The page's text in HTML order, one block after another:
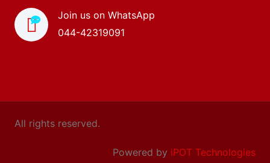
Join us on WhatsApp
044-42319091
All rights reserved.
Powered by iPOT Technologies